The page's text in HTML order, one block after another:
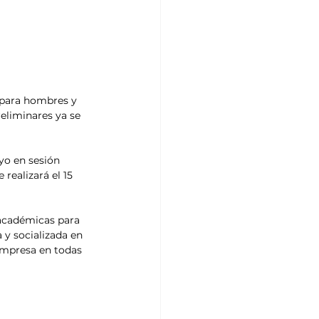
hombres y
ya se
en sesión
el 15
para
y socializada en
en todas